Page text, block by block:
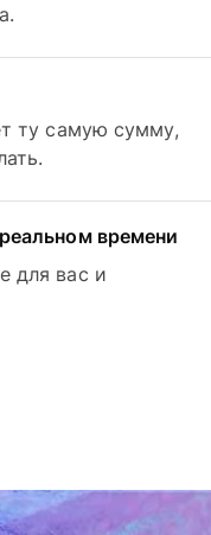
ту самую сумму,
времени
для вас и